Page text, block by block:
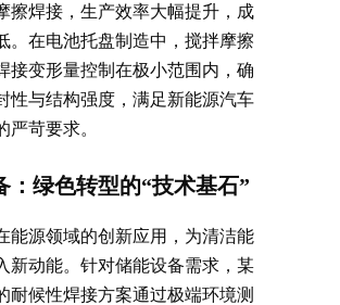
擦焊接，生产效率大幅提升，成
。在电池托盘制造中，搅拌摩擦
接变形量控制在极小范围内，确
性与结构强度，满足新能源汽车
严苛要求。
：绿色转型的“技术基石”
能源领域的创新应用，为清洁能
新动能。针对储能设备需求，某
耐候性焊接方案通过极端环境测